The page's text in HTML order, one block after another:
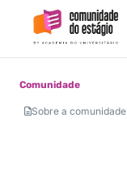
Comunidade
Sobre a comunidade